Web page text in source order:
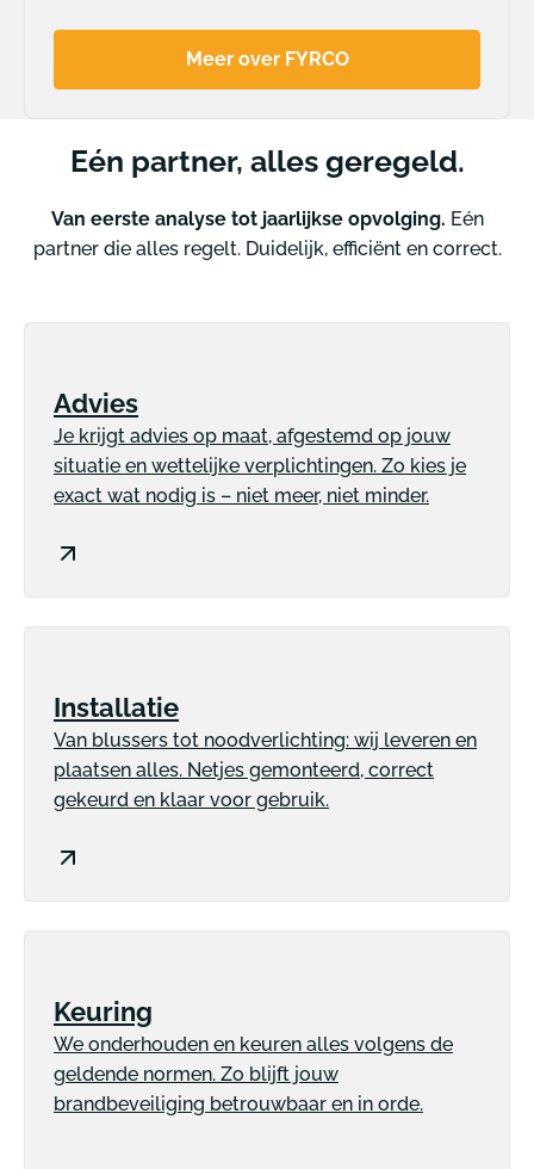
Meer over FYRCO
Eén partner, alles geregeld.
Van eerste analyse tot jaarlijkse opvolging. Eén
partner die alles regelt. Duidelijk, efficiënt en correct.
Advies
Je krijgt advies op maat, afgestemd op jouw
situatie en wettelijke verplichtingen. Zo kies je
exact wat nodig is – niet meer, niet minder.
Installatie
Van blussers tot noodverlichting: wij leveren en
plaatsen alles. Netjes gemonteerd, correct
gekeurd en klaar voor gebruik.
Keuring
We onderhouden en keuren alles volgens de
geldende normen. Zo blijft jouw
brandbeveiliging betrouwbaar en in orde.